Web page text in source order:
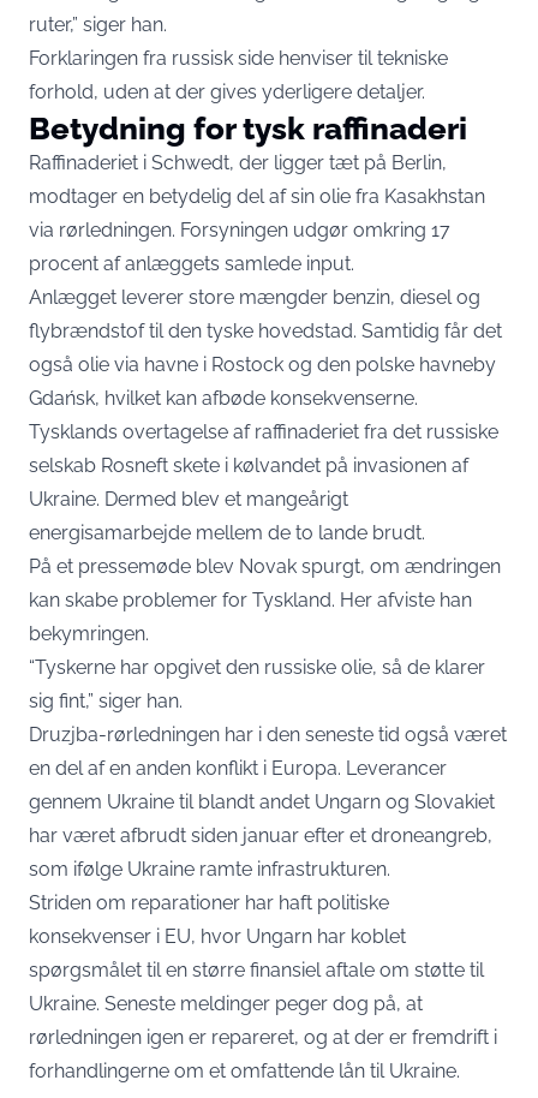
ruter,” siger han.
Forklaringen fra russisk side henviser til tekniske
forhold, uden at der gives yderligere detaljer.
Betydning for tysk raffinaderi
Raffinaderiet i Schwedt, der ligger tæt på Berlin,
modtager en betydelig del af sin olie fra Kasakhstan
via rørledningen. Forsyningen udgør omkring 17
procent af anlæggets samlede input.
Anlægget leverer store mængder benzin, diesel og
flybrændstof til den tyske hovedstad. Samtidig får det
også olie via havne i Rostock og den polske havneby
Gdańsk, hvilket kan afbøde konsekvenserne.
Tysklands overtagelse af raffinaderiet fra det russiske
selskab Rosneft skete i kølvandet på invasionen af
Ukraine. Dermed blev et mangeårigt
energisamarbejde mellem de to lande brudt.
På et pressemøde blev Novak spurgt, om ændringen
kan skabe problemer for Tyskland. Her afviste han
bekymringen.
“Tyskerne har opgivet den russiske olie, så de klarer
sig fint,” siger han.
Druzjba-rørledningen har i den seneste tid også været
en del af en anden konflikt i Europa. Leverancer
gennem Ukraine til blandt andet Ungarn og Slovakiet
har været afbrudt siden januar efter et droneangreb,
som ifølge Ukraine ramte infrastrukturen.
Striden om reparationer har haft politiske
konsekvenser i EU, hvor Ungarn har koblet
spørgsmålet til en større finansiel aftale om støtte til
Ukraine. Seneste meldinger peger dog på, at
rørledningen igen er repareret, og at der er fremdrift i
forhandlingerne om et omfattende lån til Ukraine.